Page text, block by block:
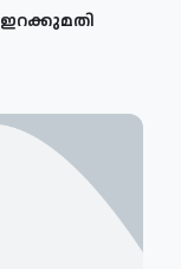
ഇറക്കുമതി